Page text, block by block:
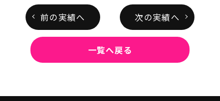
前の実績へ 次の実績へ
一覧へ戻る